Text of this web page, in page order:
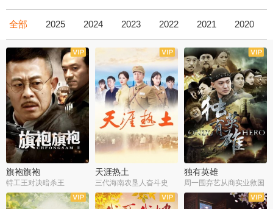
全部 2025 2024 2023 2022 2021 2020
全43集
旗袍旗袍
特工王对决暗杀王
全36集
天涯热土
三代海南农垦人奋斗史
全34集
独有英雄
周一围弃艺从商实业救国
全34集
全50集 全51集